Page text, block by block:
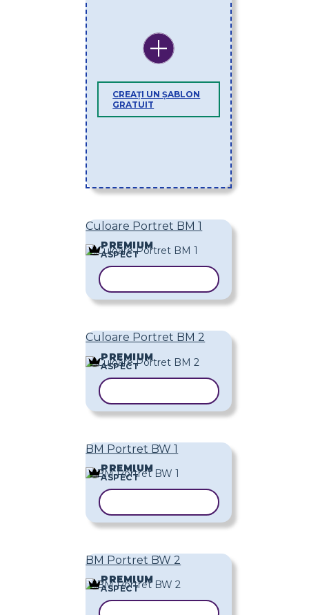
CREAȚI UN ȘABLON
GRATUIT
Culoare Portret BM 1
PREMIUM
ASPECT
Culoare Portret BM 2
PREMIUM
ASPECT
BM Portret BW 1
PREMIUM
ASPECT
BM Portret BW 2
PREMIUM
ASPECT